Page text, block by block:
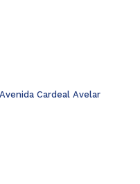
Cardeal Avelar